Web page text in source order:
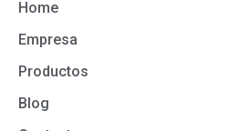
Home
Empresa
Productos
Blog